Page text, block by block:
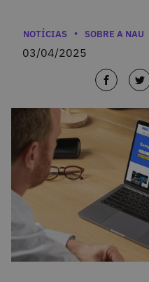
Categorias
NOTÍCIAS SOBRE A NAU
03/04/2025